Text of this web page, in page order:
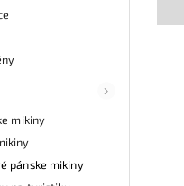
mikiny
pánske mikiny